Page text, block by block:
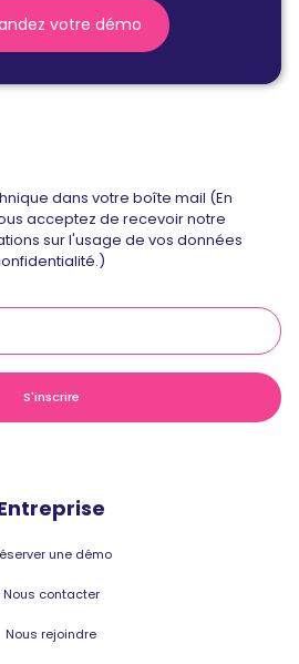
votre démo
une démo
Nous contacter
Nous rejoindre
dans votre boîte mail (En
acceptez de recevoir notre
sur l'usage de vos données